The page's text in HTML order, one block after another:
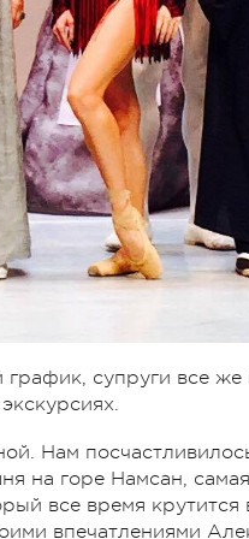
супруги все
Нам
на горе Намсан,
все время
впечатлениями